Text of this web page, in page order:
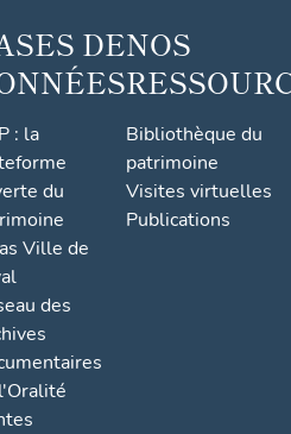
DE
: la
du
Ville de
des
NOS
Bibliothèque du
patrimoine
Visites virtuelles
Publications